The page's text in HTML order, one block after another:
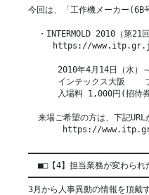
今回は、「工作機メーカー(6B
・INTERMOLD 2010（第21
https://
2010年4月14日（水）
インテックス大阪
入場料 1,000円(招待券
来場ご希望の方は、下記URL
https://
■□【4】担当業務が変わられ
3月から人事異動の情報を頂戴